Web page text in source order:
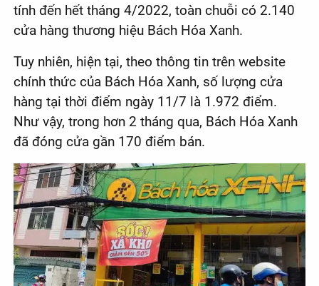
tính đến hết tháng 4/2022, toàn chuỗi có 2.140
cửa hàng thương hiệu Bách Hóa Xanh.
Tuy nhiên, hiện tại, theo thông tin trên website
chính thức của Bách Hóa Xanh, số lượng cửa
hàng tại thời điểm ngày 11/7 là 1.972 điểm.
Như vậy, trong hơn 2 tháng qua, Bách Hóa Xanh
đã đóng cửa gần 170 điểm bán.